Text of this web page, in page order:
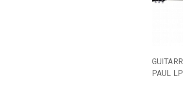
PAUL